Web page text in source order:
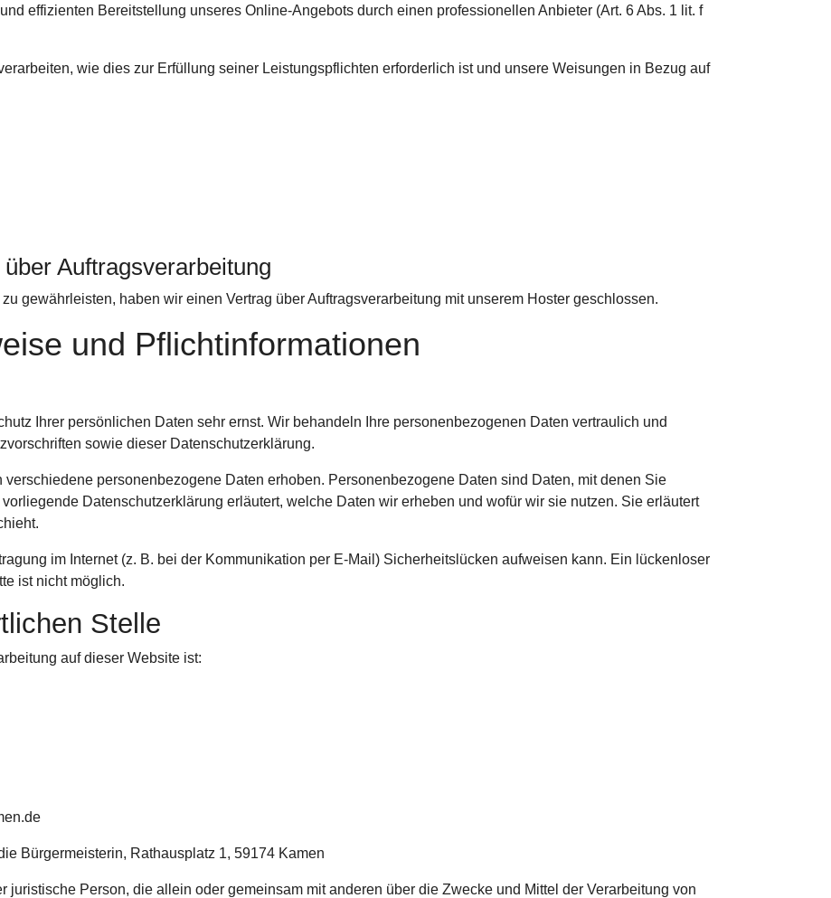
effizienten Bereitstellung unseres Online-Angebots durch einen professionellen Anbieter (Art. 6 Abs. 1 lit. f
wie dies zur Erfüllung seiner Leistungspflichten erforderlich ist und unsere Weisungen in Bezug auf
Auftragsverarbeitung
gewährleisten, haben wir einen Vertrag über Auftragsverarbeitung mit unserem Hoster geschlossen.
und Pflicht­informationen
Ihrer persönlichen Daten sehr ernst. Wir behandeln Ihre personenbezogenen Daten vertraulich und
sowie dieser Datenschutzerklärung.
personenbezogene Daten erhoben. Personenbezogene Daten sind Daten, mit denen Sie
Datenschutzerklärung erläutert, welche Daten wir erheben und wofür wir sie nutzen. Sie erläutert
im Internet (z. B. bei der Kommunikation per E-Mail) Sicherheitslücken aufweisen kann. Ein lückenloser
ist nicht möglich.
Stelle
auf dieser Website ist:
Bürgermeisterin, Rathausplatz 1, 59174 Kamen
juristische Person, die allein oder gemeinsam mit anderen über die Zwecke und Mittel der Verarbeitung von